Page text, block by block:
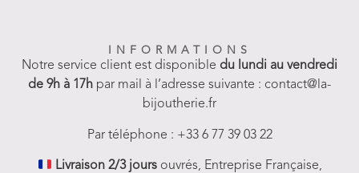
INFORMATIONS
Notre service client est disponible du lundi au vendredi
de 9h à 17h par mail à l’adresse suivante : contact@la-
bijoutherie.fr
Par téléphone : +33 6 77 39 03 22
Livraison 2/3 joursouvrés, Entreprise Française,